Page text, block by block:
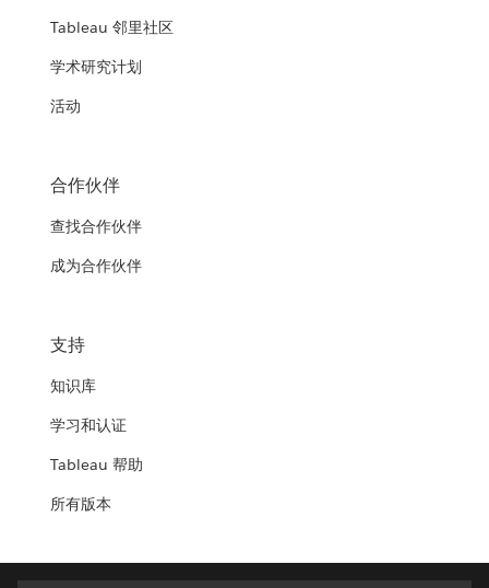
Tableau 邻里社区
学术研究计划
活动
合作伙伴
查找合作伙伴
成为合作伙伴
支持
知识库
学习和认证
Tableau 帮助
所有版本